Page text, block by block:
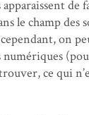
de
le champ des
on
ce qui